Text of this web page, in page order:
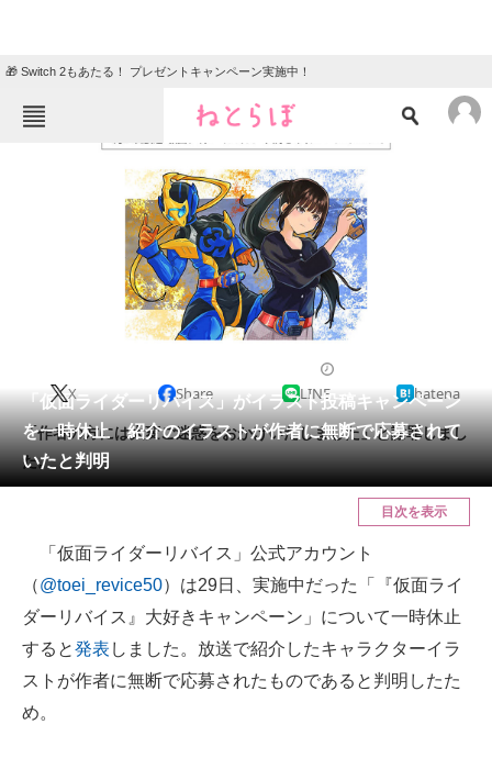
🎁 Switch 2もあたる！ プレゼントキャンペーン実施中！
ねとらぼメニュー
ニュース
クイズ
地域
教育・育児
会員記事
メディア
注目記事を集めた総合ページ
スマホと通信の最新トレンド
好きが集まる 比べて選べる
「仮面ライダーリバイス」がイラスト投稿キャンペーン
を一時休止 紹介のイラストが作者に無断で応募されて
いたと判明
X Share LINE hatena
「作者の方には大変ご迷惑をおかけいたしました」と謝罪しまし
た。
目次を表示
「仮面ライダーリバイス」公式アカウント
（@toei_revice50）は29日、実施中だった「『仮面ライ
ダーリバイス』大好きキャンペーン」について一時休止
すると発表 しました。放送で紹介したキャラクターイラ
ストが作者に無断で応募されたものであると判明したた
め。